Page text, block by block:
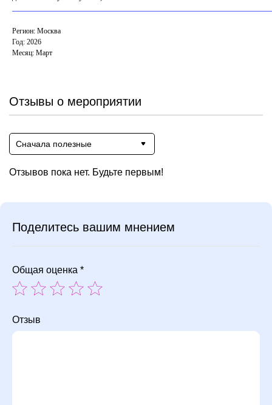
Регион: Москва
Год: 2026
Месяц: Март
Отзывы о мероприятии
Сначала полезные
Отзывов пока нет. Будьте первым!
Поделитесь вашим мнением
Общая оценка *
Отзыв